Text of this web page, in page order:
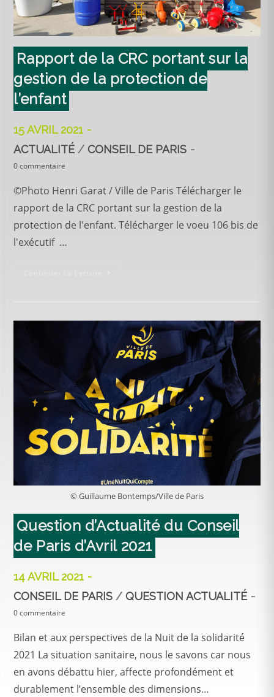
Rapport de la CRC portant sur la
gestion de la protection de
l’enfant
15 AVRIL 2021
ACTUALITÉ / CONSEIL DE PARIS
0 commentaire
©Photo Henri Garat / Ville de Paris Télécharger le
rapport de la CRC portant sur la gestion de la
protection de l'enfant. Télécharger le voeu 106 bis de
l'exécutif …
© Guillaume Bontemps/Ville de Paris
Question d’Actualité du Conseil
de Paris d’Avril 2021
14 AVRIL 2021
CONSEIL DE PARIS / QUESTION ACTUALITÉ
0 commentaire
Bilan et aux perspectives de la Nuit de la solidarité
2021 La situation sanitaire, nous le savons car nous
en avons débattu hier, affecte profondément et
durablement l’ensemble des dimensions…